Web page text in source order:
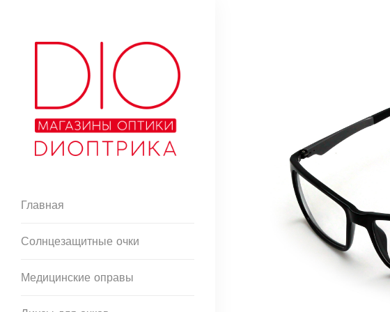
Главная
Солнцезащитные очки
Медицинские оправы